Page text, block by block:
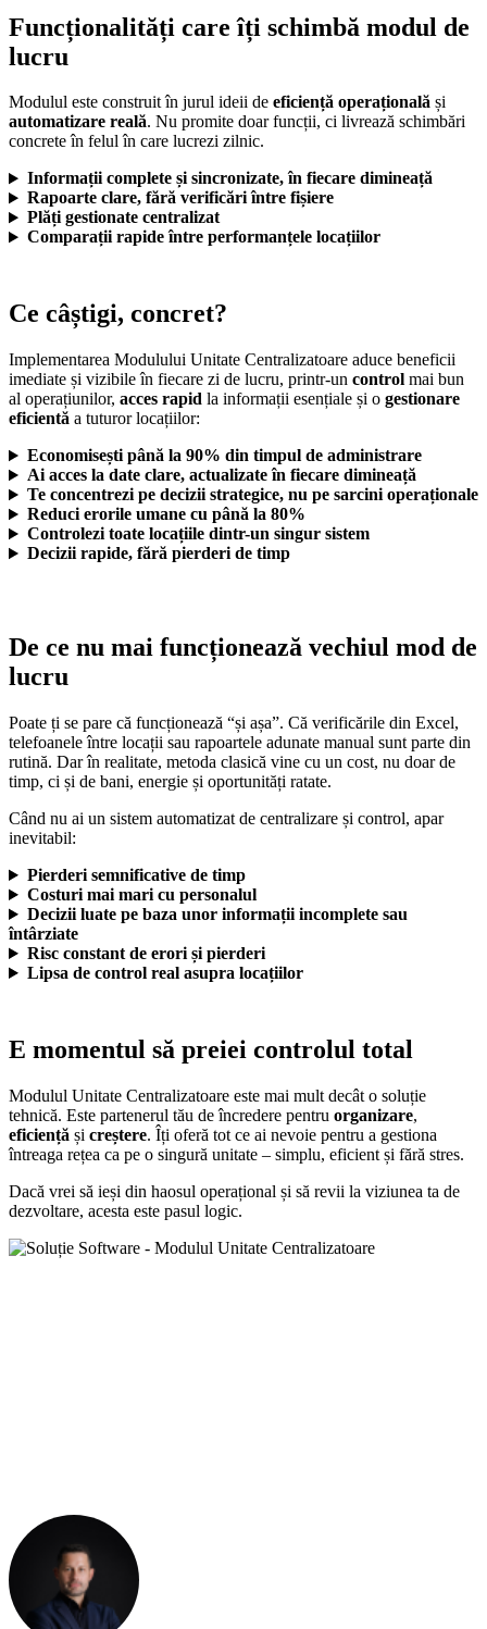
Funcționalități care îți schimbă modul de
lucru
Modulul este construit în jurul ideii de eficiență operațională și
automatizare reală. Nu promite doar funcții, ci livrează schimbări
concrete în felul în care lucrezi zilnic.
Informații complete și sincronizate, în fiecare dimineață
Rapoarte clare, fără verificări între fișiere
Plăți gestionate centralizat
Comparații rapide între performanțele locațiilor
Ce câștigi, concret?
Implementarea Modulului Unitate Centralizatoare aduce beneficii
imediate și vizibile în fiecare zi de lucru, printr-un control mai bun
al operațiunilor, acces rapid la informații esențiale și o gestionare
eficientă a tuturor locațiilor:
Economisești până la 90% din timpul de administrare
Ai acces la date clare, actualizate în fiecare dimineață
Te concentrezi pe decizii strategice, nu pe sarcini operaționale
Reduci erorile umane cu până la 80%
Controlezi toate locațiile dintr-un singur sistem
Decizii rapide, fără pierderi de timp
De ce nu mai funcționează vechiul mod de
lucru
Poate ți se pare că funcționează “și așa”. Că verificările din Excel,
telefoanele între locații sau rapoartele adunate manual sunt parte din
rutină. Dar în realitate, metoda clasică vine cu un cost, nu doar de
timp, ci și de bani, energie și oportunități ratate.
Când nu ai un sistem automatizat de centralizare și control, apar
inevitabil:
Pierderi semnificative de timp
Costuri mai mari cu personalul
Decizii luate pe baza unor informații incomplete sau
întârziate
Risc constant de erori și pierderi
Lipsa de control real asupra locațiilor
E momentul să preiei controlul total
Modulul Unitate Centralizatoare este mai mult decât o soluție
tehnică. Este partenerul tău de încredere pentru organizare,
eficiență și creștere. Îți oferă tot ce ai nevoie pentru a gestiona
întreaga rețea ca pe o singură unitate – simplu, eficient și fără stres.
Dacă vrei să ieși din haosul operațional și să revii la viziunea ta de
dezvoltare, acesta este pasul logic.